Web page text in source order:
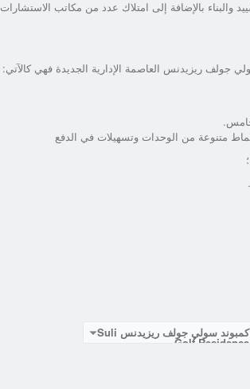
بالإضافة إلى امتلاك عدد من مكاتب الاستشارات
جولف ريزيدنس العاصمة الإدارية الجديدة فهي كالآتي:
كمبوند سولي جولف ريزيدنس Suli
Golf Residence